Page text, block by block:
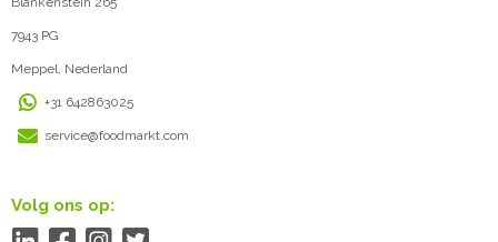
7943 PG
Meppel, Nederland
+31 642863025
service@foodmarkt.com
Volg ons op: